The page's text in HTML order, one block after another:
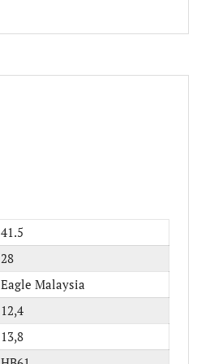
41.5
28
Eagle Malaysia
12,4
13,8